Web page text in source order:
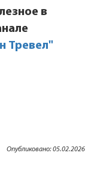
в
Тревел"
Опубликовано: 05.02.2026